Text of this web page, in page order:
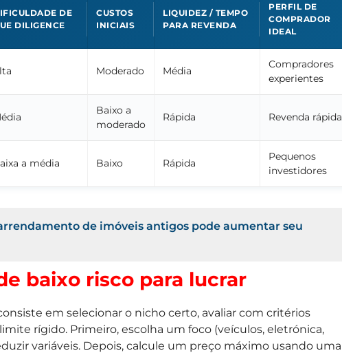
DE
DILIGENCE
CUSTOS
INICIAIS
LIQUIDEZ / TEMPO
PARA REVENDA
PERFIL DE
COMPRADOR
IDEAL
Moderado Média
Compradores
experientes
Baixo a
moderado
Rápida Revenda rápida
a média Baixo Rápida
Pequenos
investidores
de imóveis antigos pode aumentar seu
baixo risco para lucrar
em selecionar o nicho certo, avaliar com critérios
rígido. Primeiro, escolha um foco (veículos, eletrónica,
variáveis. Depois, calcule um preço máximo usando uma